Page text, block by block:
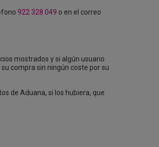
922 328 049 o en el correo
mostrados y si algún usuario
compra sin ningún coste por su
de Aduana, si los hubiera, que